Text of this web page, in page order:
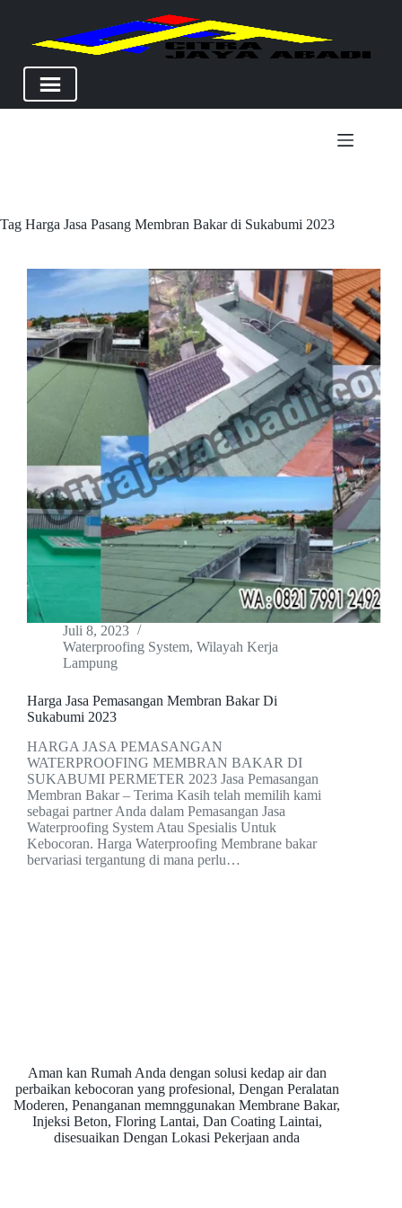
Tag Harga Jasa Pasang Membran Bakar di Sukabumi 2023
Juli 8, 2023
Waterproofing System, Wilayah Kerja
Lampung
Harga Jasa Pemasangan Membran Bakar Di
Sukabumi 2023
HARGA JASA PEMASANGAN
WATERPROOFING MEMBRAN BAKAR DI
SUKABUMI PERMETER 2023 Jasa Pemasangan
Membran Bakar – Terima Kasih telah memilih kami
sebagai partner Anda dalam Pemasangan Jasa
Waterproofing System Atau Spesialis Untuk
Kebocoran. Harga Waterproofing Membrane bakar
bervariasi tergantung di mana perlu…
Aman kan Rumah Anda dengan solusi kedap air dan
perbaikan kebocoran yang profesional, Dengan Peralatan
Moderen, Penanganan memnggunakan Membrane Bakar,
Injeksi Beton, Floring Lantai, Dan Coating Laintai,
disesuaikan Dengan Lokasi Pekerjaan anda